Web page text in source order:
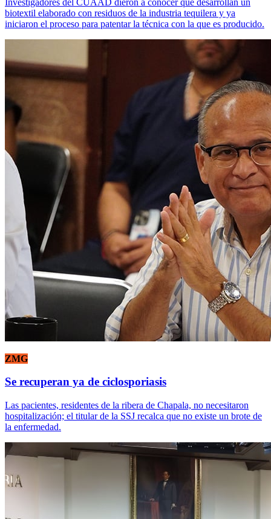
biotextil elaborado con residuos de la industria tequilera y ya
iniciaron el proceso para patentar la técnica con la que es producido.
ZMG
Se recuperan ya de ciclosporiasis
Las pacientes, residentes de la ribera de Chapala, no necesitaron
hospitalización; el titular de la SSJ recalca que no existe un brote de
la enfermedad.